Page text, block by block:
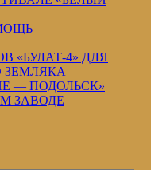
«БУЛАТ-4» ДЛЯ
ЗЕМЛЯКА
— ПОДОЛЬСК»
ЗАВОДЕ